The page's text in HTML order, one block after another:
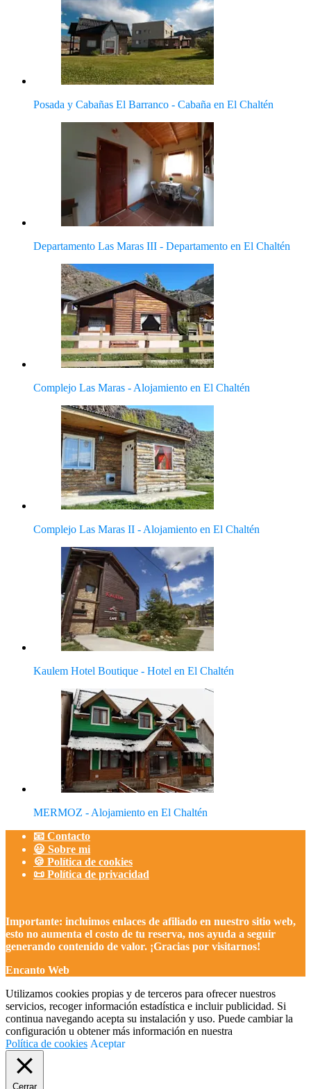
Posada y Cabañas El Barranco - Cabaña en El Chaltén
Departamento Las Maras III - Departamento en El Chaltén
Complejo Las Maras - Alojamiento en El Chaltén
Complejo Las Maras II - Alojamiento en El Chaltén
Kaulem Hotel Boutique - Hotel en El Chaltén
MERMOZ - Alojamiento en El Chaltén
📧 Contacto
😃 Sobre mi
🍪 Política de cookies
📜 Política de privacidad
Importante: incluimos enlaces de afiliado en nuestro sitio web,
esto no aumenta el costo de tu reserva, nos ayuda a seguir
generando contenido de valor. ¡Gracias por visitarnos!
Encanto Web
Utilizamos cookies propias y de terceros para ofrecer nuestros
servicios, recoger información estadística e incluir publicidad. Si
continua navegando acepta su instalación y uso. Puede cambiar la
configuración u obtener más información en nuestra
Política de cookies Aceptar
Cerrar